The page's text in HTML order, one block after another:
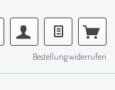
Bestellung widerrufen